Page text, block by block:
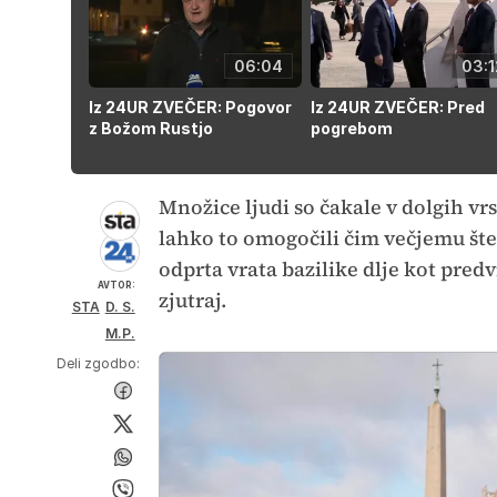
06:04
Iz 24UR ZVEČER: Pogovor
z Božom Rustjo
Iz 24UR ZVEČER: Pred
pogrebom
AVTOR:
STA D. S.
M.P.
Deli zgodbo:
Množice ljudi so čakale v dolgih
lahko to omogočili čim večjemu
odprta vrata bazilike dlje kot
zjutraj.